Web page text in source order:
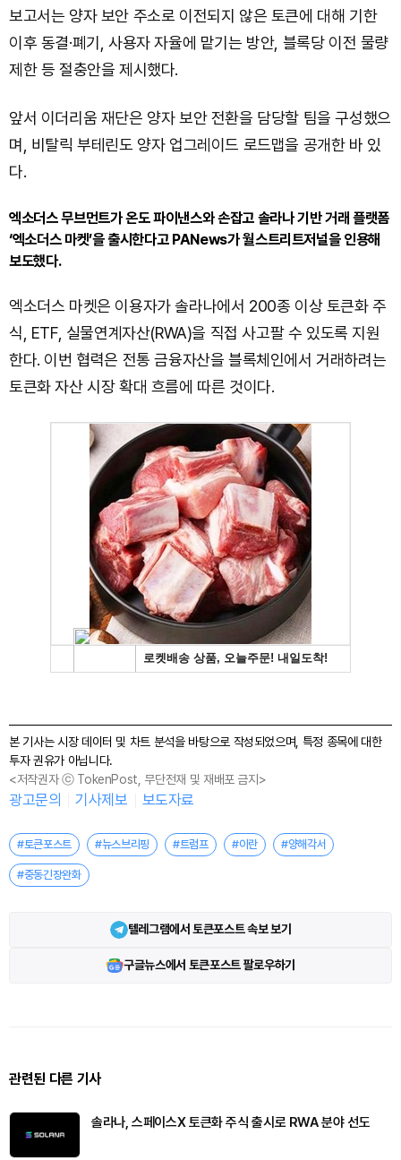
보고서는 양자 보안 주소로 이전되지 않은 토큰에 대해 기한
이후 동결·폐기, 사용자 자율에 맡기는 방안, 블록당 이전 물량
제한 등 절충안을 제시했다.
앞서 이더리움 재단은 양자 보안 전환을 담당할 팀을 구성했으
며, 비탈릭 부테린도 양자 업그레이드 로드맵을 공개한 바 있
다.
엑소더스 무브먼트가 온도 파이낸스와 손잡고 솔라나 기반 거래 플랫폼
‘엑소더스 마켓’을 출시한다고 PANews가 월스트리트저널을 인용해
보도했다.
엑소더스 마켓은 이용자가 솔라나에서 200종 이상 토큰화 주
식, ETF, 실물연계자산(RWA)을 직접 사고팔 수 있도록 지원
한다. 이번 협력은 전통 금융자산을 블록체인에서 거래하려는
토큰화 자산 시장 확대 흐름에 따른 것이다.
본 기사는 시장 데이터 및 차트 분석을 바탕으로 작성되었으며, 특정 종목에 대한
투자 권유가 아닙니다.
<저작권자 ⓒ TokenPost, 무단전재 및 재배포 금지>
광고문의 기사제보 보도자료
#토큰포스트 #뉴스브리핑 #트럼프 #이란 #양해각서
#중동긴장완화
텔레그램에서 토큰포스트 속보 보기
구글뉴스에서 토큰포스트 팔로우하기
관련된 다른 기사
솔라나, 스페이스X 토큰화 주식 출시로 RWA 분야 선도